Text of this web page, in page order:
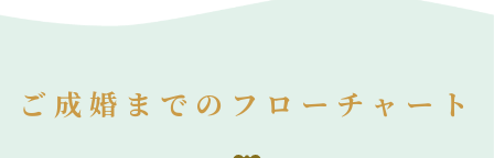
ご成婚までのフローチャート